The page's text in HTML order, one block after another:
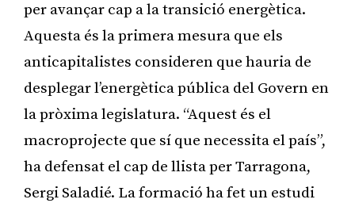
per avançar cap a la transició energètica.
Aquesta és la primera mesura que els
anticapitalistes consideren que hauria de
desplegar l’energètica pública del Govern en
la pròxima legislatura. “Aquest és el
macroprojecte que sí que necessita el país”,
ha defensat el cap de llista per Tarragona,
Sergi Saladié. La formació ha fet un estudi